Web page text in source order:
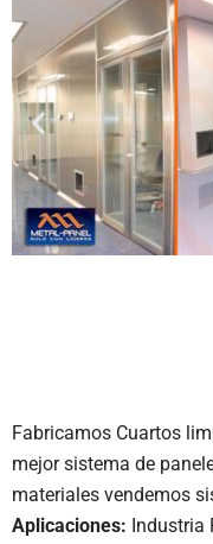
Fabricamos Cuartos
mejor sistema de
materiales vendemos
Aplicaciones: Industria